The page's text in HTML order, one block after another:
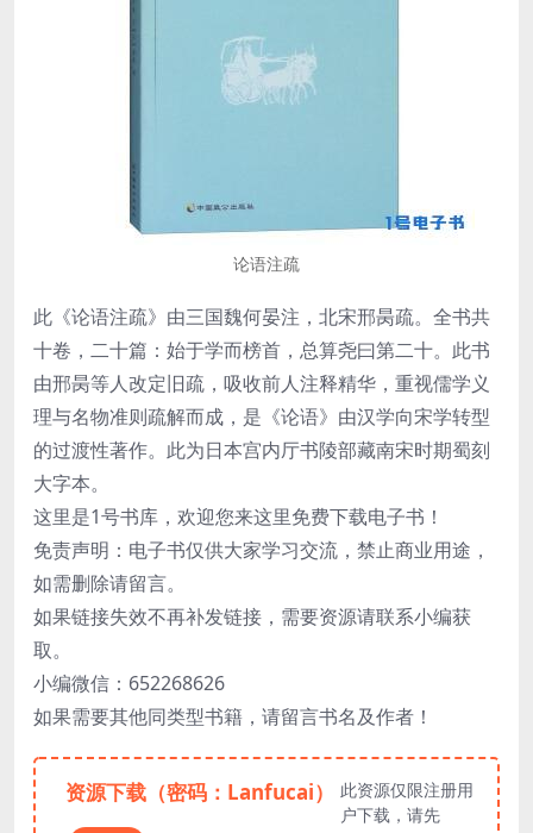
论语注疏
此《论语注疏》由三国魏何晏注，北宋邢昺疏。全书共
十卷，二十篇：始于学而榜首，总算尧曰第二十。此书
由邢昺等人改定旧疏，吸收前人注释精华，重视儒学义
理与名物准则疏解而成，是《论语》由汉学向宋学转型
的过渡性著作。此为日本宫内厅书陵部藏南宋时期蜀刻
大字本。
这里是1号书库，欢迎您来这里免费下载电子书！
免责声明：电子书仅供大家学习交流，禁止商业用途，
如需删除请留言。
如果链接失效不再补发链接，需要资源请联系小编获
取。
小编微信：652268626
如果需要其他同类型书籍，请留言书名及作者！
资源下载（密码：Lanfucai）
此资源仅限注册用
户下载，请先